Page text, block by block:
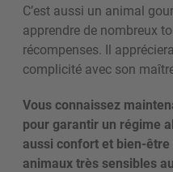
C’est aussi un animal
apprendre de nombreux
récompenses. Il
complicité avec son
Vous connaissez
pour garantir un régime
aussi confort et bien-
animaux très sensibles